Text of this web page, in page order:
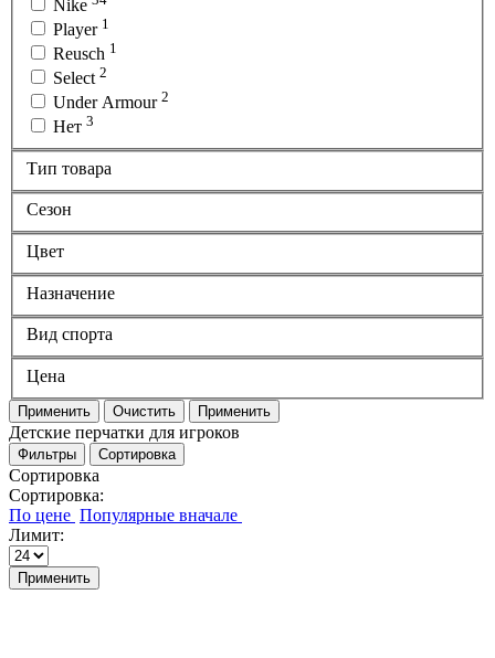
Nike
Player 1
Reusch 1
Select 2
Under Armour 2
Нет 3
Тип товара
Сезон
Цвет
Назначение
Вид спорта
Цена
Применить Очистить Применить
Детские перчатки для игроков
Фильтры Сортировка
Сортировка
Сортировка:
Лимит:
Применить